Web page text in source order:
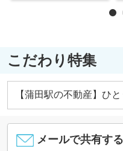
こだわり特集
【蒲田駅の不動産】ひ
メールで共有する